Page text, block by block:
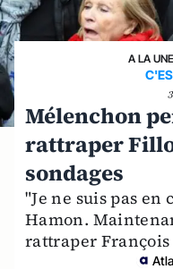
A LA UNE
Mélenchon
rattraper
sondages
"Je ne suis pas
Hamon.
rattraper